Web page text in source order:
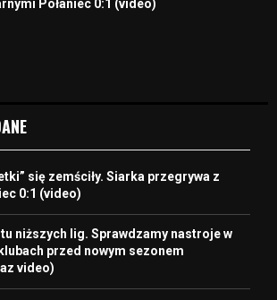
Połaniec 0:1 (video)
się zemściły. Siarka przegrywa z
0:1 (video)
niższych lig. Sprawdzamy nastroje w
przed nowym sezonem
video)